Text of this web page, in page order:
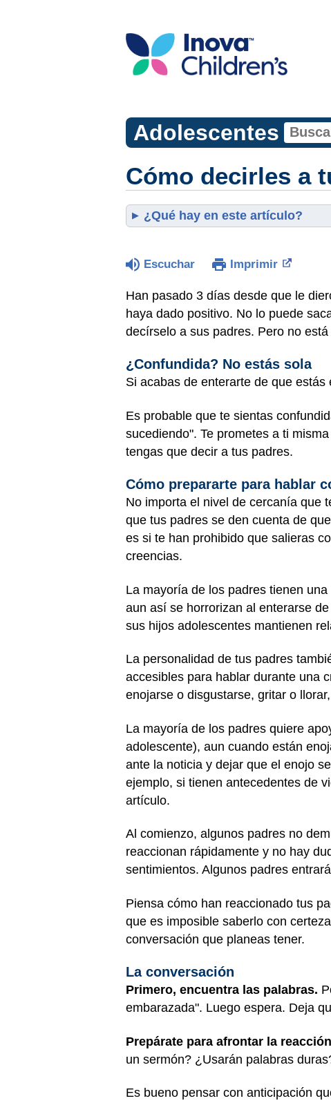
Adolescentes
Cómo decirles a
¿Qué hay en este artículo?
Escuchar Imprimir
Han pasado 3 días desde que le
haya dado positivo. No lo puede
decírselo a sus padres. Pero no
¿Confundida? No estás sola
Si acabas de enterarte de que
Es probable que te sientas
sucediendo". Te prometes a ti
tengas que decir a tus padres.
Cómo prepararte para hablar
No importa el nivel de cercanía que
que tus padres se den cuenta de
es si te han prohibido que salieras
creencias.
La mayoría de los padres tienen
aun así se horrorizan al enterarse
sus hijos adolescentes mantienen
La personalidad de tus padres
accesibles para hablar durante una
enojarse o disgustarse, gritar o
La mayoría de los padres quiere
adolescente), aun cuando están
ante la noticia y dejar que el enojo
ejemplo, si tienen antecedentes de
artículo.
Al comienzo, algunos padres no
reaccionan rápidamente y no hay
sentimientos. Algunos padres
Piensa cómo han reaccionado tus
que es imposible saberlo con
conversación que planeas tener.
La conversación
Primero, encuentra las palabras.
embarazada". Luego espera. Deja
Prepárate para afrontar la
un sermón? ¿Usarán palabras
Es bueno pensar con anticipación